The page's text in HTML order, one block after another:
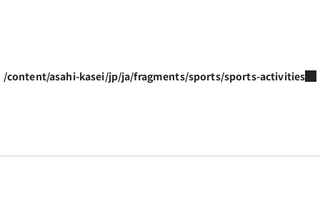
/content/asahi-kasei/jp/ja/fragments/sports/sports-activities